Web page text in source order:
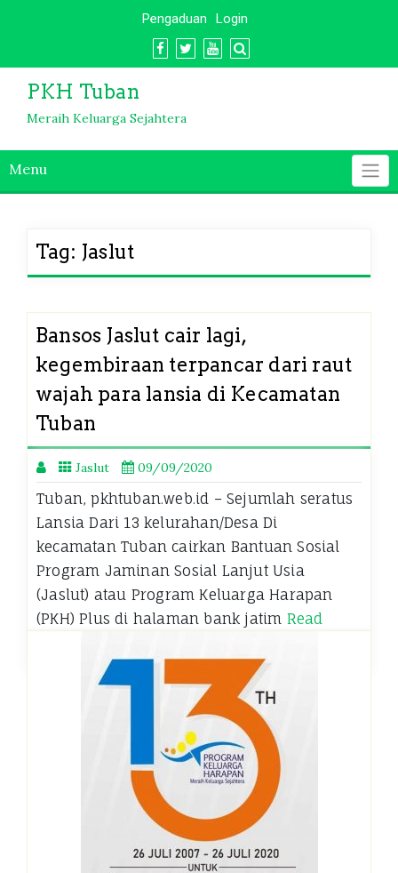
Pengaduan Login
PKH Tuban
Meraih Keluarga Sejahtera
Menu
Tag: Jaslut
Bansos Jaslut cair lagi,
kegembiraan terpancar dari raut
wajah para lansia di Kecamatan
Tuban
Jaslut 09/09/2020
Tuban, pkhtuban.web.id – Sejumlah seratus
Lansia Dari 13 kelurahan/Desa Di
kecamatan Tuban cairkan Bantuan Sosial
Program Jaminan Sosial Lanjut Usia
(Jaslut) atau Program Keluarga Harapan
(PKH) Plus di halaman bank jatim Read